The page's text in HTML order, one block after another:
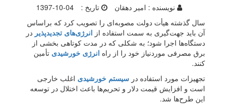
نویسنده : امیر دهقان تاریخ :
1397-10-04
سال گذشته هیأت دولت مصوبه‌ای را تصویب کرد که براساس
آن باید جهت‌گیری به سمت استفاده از انرژی‌های تجدیدپذیر در
دستگاه‌ها اجرا شود؛ به شکلی که در مدت کوتاهی بخشی از
برق مصرفی موردنیاز خود را از راه انرژی خورشیدی تأمین
کنند.
تجهیزات مورد استفاده در سیستم خورشیدی اغلب خارجی
است و افزایش قیمت دلار و تحریم‌ها باعث اختلال در توسعه
این طرح‌ها شد.